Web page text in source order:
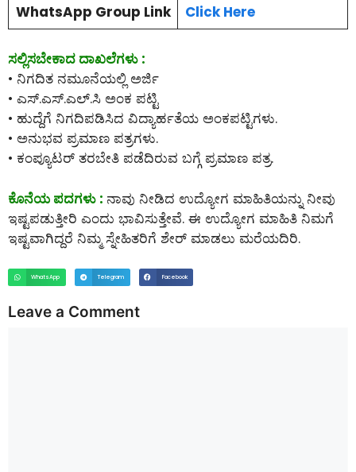
WhatsApp Group Link
Click Here
ಸಲ್ಲಿಸಬೇಕಾದ ದಾಖಲೆಗಳು :
• ನಿಗದಿತ ನಮೂನೆಯಲ್ಲಿ ಅರ್ಜಿ
• ಎಸ್.ಎಸ್.ಎಲ್.ಸಿ ಅಂಕ ಪಟ್ಟಿ
• ಹುದ್ದೆಗೆ ನಿಗದಿಪಡಿಸಿದ ವಿದ್ಯಾರ್ಹತೆಯ ಅಂಕಪಟ್ಟಿಗಳು.
• ಅನುಭವ ಪ್ರಮಾಣ ಪತ್ರಗಳು.
• ಕಂಪ್ಯೂಟರ್ ತರಬೇತಿ ಪಡೆದಿರುವ ಬಗ್ಗೆ ಪ್ರಮಾಣ ಪತ್ರ.
ಕೊನೆಯ ಪದಗಳು : ನಾವು ನೀಡಿದ ಉದ್ಯೋಗ ಮಾಹಿತಿಯನ್ನು ನೀವು
ಇಷ್ಟಪಡುತ್ತೀರಿ ಎಂದು ಭಾವಿಸುತ್ತೇವೆ. ಈ ಉದ್ಯೋಗ ಮಾಹಿತಿ ನಿಮಗೆ
ಇಷ್ಟವಾಗಿದ್ದರೆ ನಿಮ್ಮ ಸ್ನೇಹಿತರಿಗೆ ಶೇರ್ ಮಾಡಲು ಮರೆಯದಿರಿ.
WhatsApp Telegram Facebook
Leave a Comment